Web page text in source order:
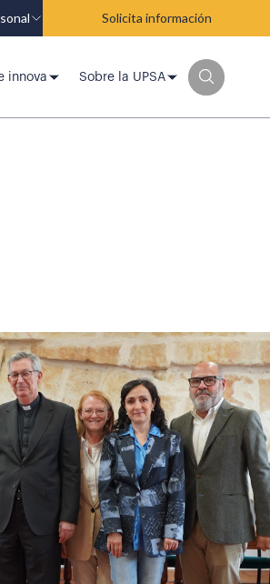
Solicita información
innova Sobre la UPSA